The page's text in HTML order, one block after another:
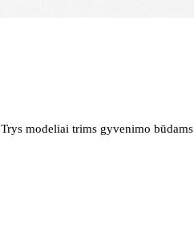
Trys modeliai trims gyvenimo būdams